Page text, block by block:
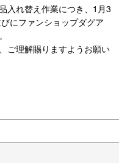
入れ替え作業につき、1月3
にファンショップダグア
ご理解賜りますようお願い